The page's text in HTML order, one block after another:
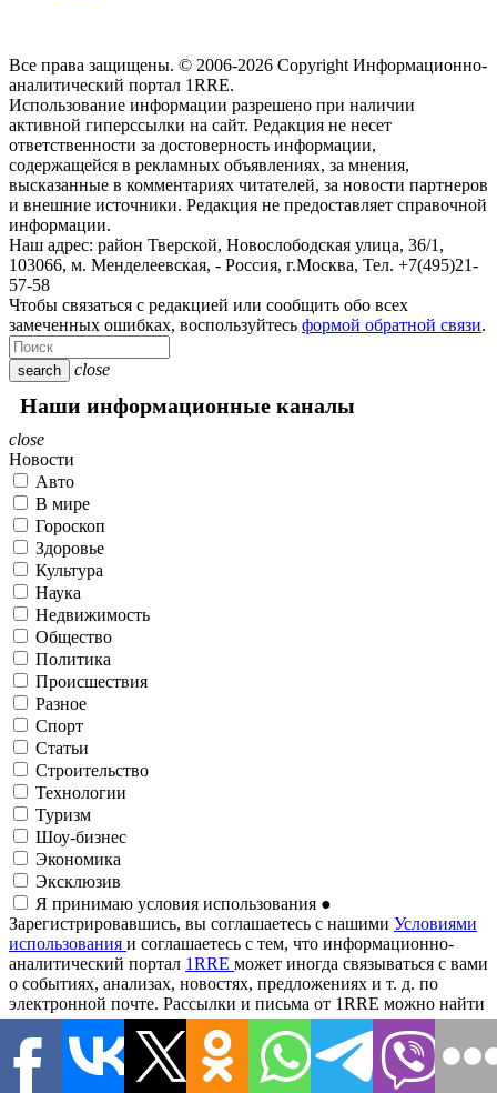
Все права защищены. © 2006-2026 CopyrightИнформационно-
аналитический портал 1RRE.
Использование информации разрешено при наличии
активной гиперссылки на сайт. Редакция не несет
ответственности за достоверность информации,
содержащейся в рекламных объявлениях, за мнения,
высказанные в комментариях читателей, за новости партнеров
и внешние источники. Редакция не предоставляет справочной
информации.
Наш адрес: район Тверской, Новослободская улица, 36/1,
103066, м. Менделеевская, - Россия, г.Москва, Тел. +7(495)21-
57-58
Чтобы связаться с редакцией или сообщить обо всех
замеченных ошибках, воспользуйтесь формой обратной связи.
search close
Наши информационные каналы
close
Новости
Авто
В мире
Гороскоп
Здоровье
Культура
Наука
Недвижимость
Общество
Политика
Происшествия
Разное
Спорт
Статьи
Строительство
Технологии
Туризм
Шоу-бизнес
Экономика
Эксклюзив
Я принимаю условия использования ●
Зарегистрировавшись, вы соглашаетесь с нашими Условиями
использования и соглашаетесь с тем, что информационно-
аналитический портал 1RRE может иногда связываться с вами
о событиях, анализах, новостях, предложениях и т. д. по
электронной почте. Рассылки и письма от 1RRE можно найти
по маркетингу партнеров.
Адрес электронной почты●
Подписаться на рассылку